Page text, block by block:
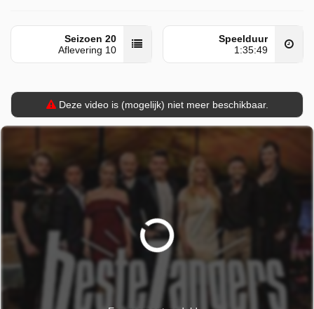
Beste Zangers is door NPO 1 uitgezonden op zaterdag 25
oktober 2025 om 20:30 uur.
Seizoen 20
Aflevering 10
Speelduur
1:35:49
Deze video is (mogelijk) niet meer beschikbaar.